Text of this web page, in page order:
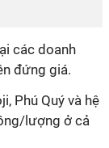
các doanh
đứng giá.
Phú Quý và hệ
lượng ở cả